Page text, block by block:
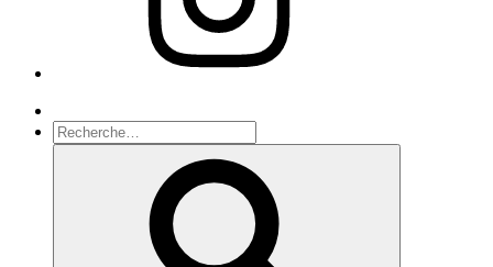
Recherche
pour